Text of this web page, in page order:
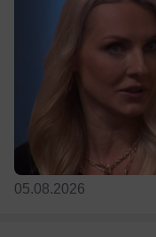
05.08.2026